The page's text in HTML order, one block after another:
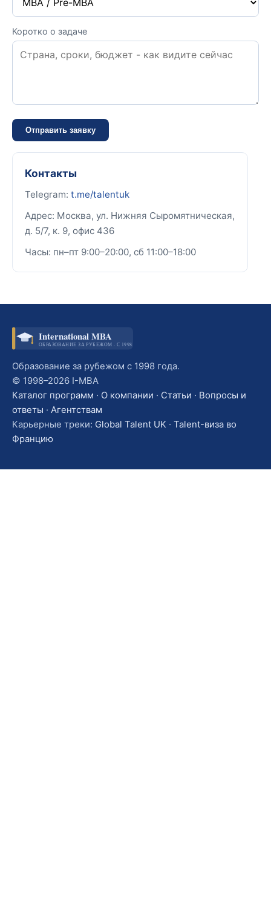
Коротко о задаче
Отправить заявку
Контакты
Telegram: t.me/talentuk
Адрес: Москва, ул. Нижняя Сыромятническая,
д. 5/7, к. 9, офис 436
Часы: пн–пт 9:00–20:00, сб 11:00–18:00
International MBA
ОБРАЗОВАНИЕ ЗА РУБЕЖОМ · С 1998
Образование за рубежом с 1998 года.
© 1998–2026 I-MBA
Каталог программ · О компании · Статьи · Вопросы и
ответы · Агентствам
Карьерные треки: Global Talent UK · Talent-виза во
Францию